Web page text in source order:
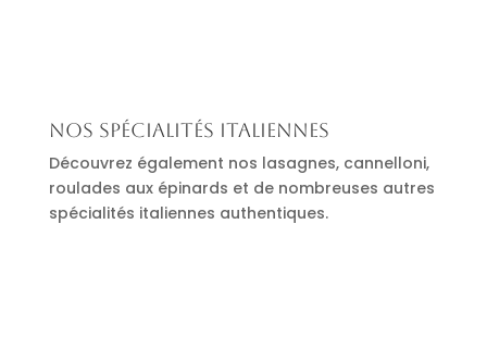
Nos spécialités italiennes
Découvrez également nos lasagnes, cannelloni,
roulades aux épinards et de nombreuses autres
spécialités italiennes authentiques.